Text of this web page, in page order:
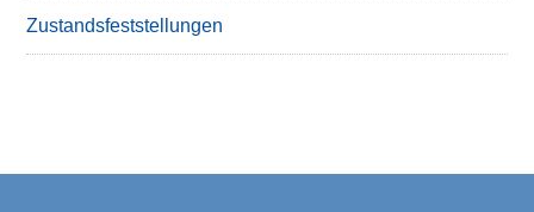
Zustandsfeststellungen